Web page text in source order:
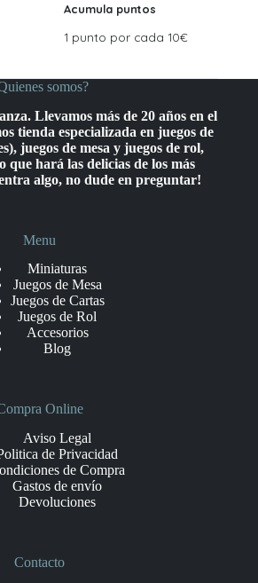
Acumula puntos
1 punto por cada 10€
somos?
Llevamos más de 20 años en el
tienda especializada en juegos de
juegos de mesa y juegos de rol,
que hará las delicias de los más
algo, no dude en preguntar!
Menu
Miniaturas
Juegos de Mesa
Juegos de Cartas
Juegos de Rol
Accesorios
Blog
Online
Aviso Legal
de Privacidad
de Compra
Gastos de envío
Devoluciones
Contacto